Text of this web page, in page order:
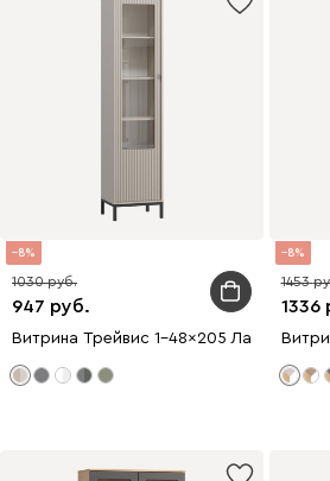
8
947
1030
Витрина Трейвис 1-48x205 Латте
8
1336
1453